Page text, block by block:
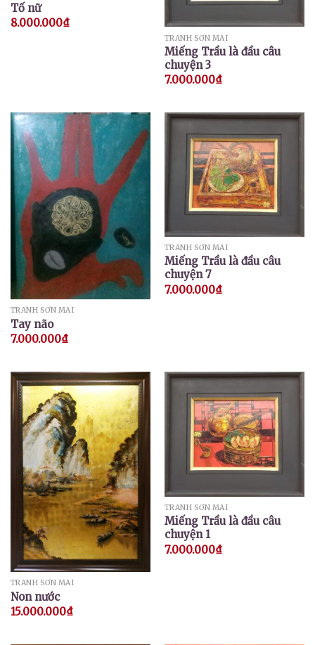
Tố nữ
8.000.000₫
TRANH SƠN MÀI
Miếng Trầu là đầu câu
chuyện 3
7.000.000₫
TRANH SƠN MÀI
Tay não
7.000.000₫
TRANH SƠN MÀI
Miếng Trầu là đầu câu
chuyện 7
7.000.000₫
TRANH SƠN MÀI
Non nước
15.000.000₫
TRANH SƠN MÀI
Miếng Trầu là đầu câu
chuyện 1
7.000.000₫